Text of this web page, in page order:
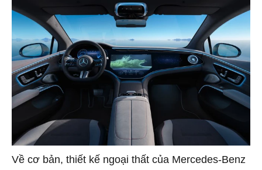
Về cơ bản, thiết kế ngoại thất của Mercedes-Benz